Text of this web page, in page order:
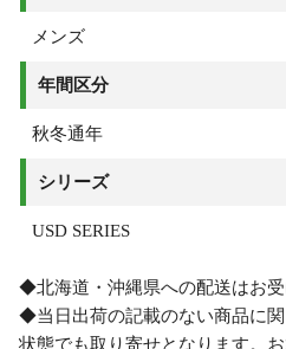
メンズ
年間区分
秋冬通年
シリーズ
USD SERIES
◆北海道・沖縄県への配送はお受
◆当日出荷の記載のない商品に
状態でも取り寄せとなります。